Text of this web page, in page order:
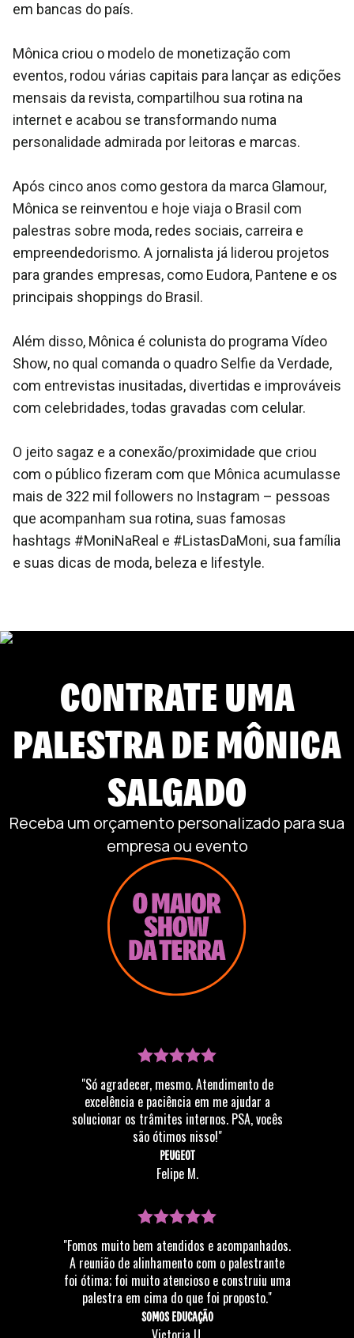
em bancas do país.
Mônica criou o modelo de monetização com
eventos, rodou várias capitais para lançar as edições
mensais da revista, compartilhou sua rotina na
internet e acabou se transformando numa
personalidade admirada por leitoras e marcas.
Após cinco anos como gestora da marca Glamour,
Mônica se reinventou e hoje viaja o Brasil com
palestras sobre moda, redes sociais, carreira e
empreendedorismo. A jornalista já liderou projetos
para grandes empresas, como Eudora, Pantene e os
principais shoppings do Brasil.
Além disso, Mônica é colunista do programa Vídeo
Show, no qual comanda o quadro Selfie da Verdade,
com entrevistas inusitadas, divertidas e improváveis
com celebridades, todas gravadas com celular.
O jeito sagaz e a conexão/proximidade que criou
com o público fizeram com que Mônica acumulasse
mais de 322 mil followers no Instagram – pessoas
que acompanham sua rotina, suas famosas
hashtags #MoniNaReal e #ListasDaMoni, sua família
e suas dicas de moda, beleza e lifestyle.
CONTRATE UMA
PALESTRA DEMÔNICA
SALGADO
Receba um orçamento personalizado para sua
empresa ou evento
"Só agradecer, mesmo. Atendimento de
excelência e paciência em me ajudar a
solucionar os trâmites internos. PSA, vocês
são ótimos nisso!"
PEUGEOT
Felipe M.
"Fomos muito bem atendidos e acompanhados.
A reunião de alinhamento com o palestrante
foi ótima; foi muito atencioso e construiu uma
palestra em cima do que foi proposto."
SOMOS EDUCAÇÃO